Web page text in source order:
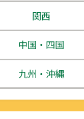
岩手県
宮城県
秋田県
山形県
栃木県
群馬県
埼玉県
千葉県
新潟県
富山県
石川県
福井県
関西
三重県
滋賀県
京都府
中国・四国
鳥取県
島根県
九州・沖縄
福岡県